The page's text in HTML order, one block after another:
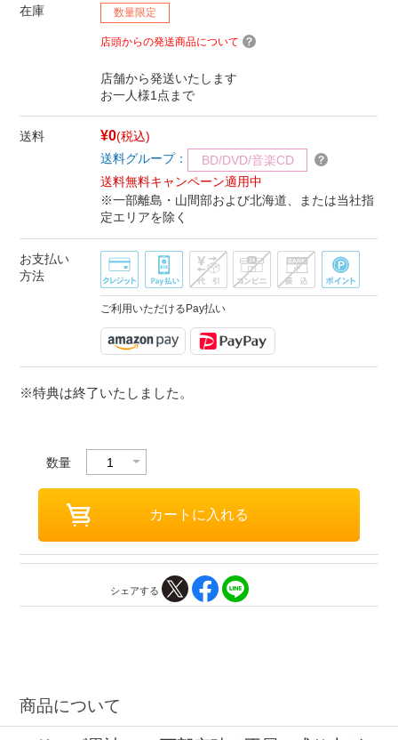
在庫 数量限定
店頭からの発送商品について
店舗から発送いたします
お一人様1点まで
送料 ¥0(税込)
送料グループ：
BD/DVD/音楽CD
送料無料キャンペーン適用中
※一部離島・山間部および北海道、または当社指
定エリアを除く
お支払い
方法
ご利用いただけるPay払い
※特典は終了いたしました。
数量
シェアする
商品について